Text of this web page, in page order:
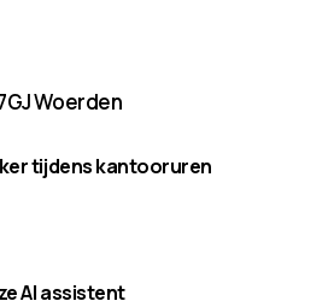
Woerden
tijdens kantooruren
AI assistent